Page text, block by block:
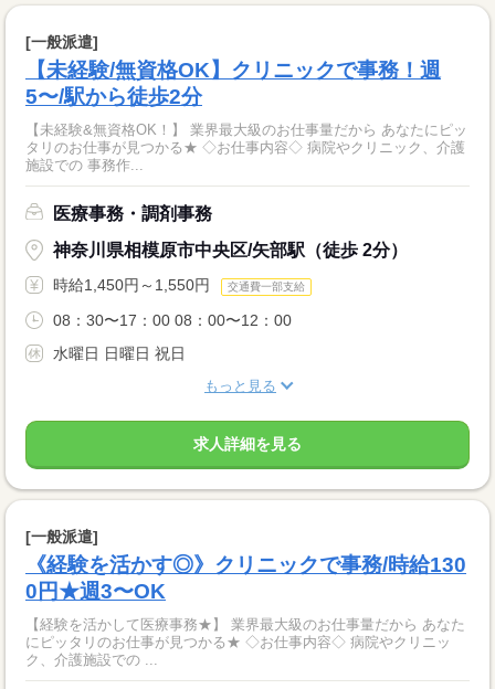
[一般派遣]
【未経験/無資格OK】クリニックで事務！週
5〜/駅から徒歩2分
【未経験&無資格OK！】 業界最大級のお仕事量だから あなたにピッ
タリのお仕事が見つかる★ ◇お仕事内容◇ 病院やクリニック、介護
施設での 事務作...
医療事務・調剤事務
神奈川県相模原市中央区/矢部駅（徒歩 2分）
時給1,450円～1,550円 交通費一部支給
08：30〜17：00 08：00〜12：00
水曜日 日曜日 祝日
もっと見る
求人詳細を見る
[一般派遣]
《経験を活かす◎》クリニックで事務/時給130
0円★週3〜OK
【経験を活かして医療事務★】 業界最大級のお仕事量だから あなた
にピッタリのお仕事が見つかる★ ◇お仕事内容◇ 病院やクリニッ
ク、介護施設での ...